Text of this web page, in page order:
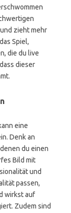
zieht mehr
Spiel,
die du live
dieser
eine
Denk an
du einen
Bild mit
und
passen,
wirkst auf
Zudem sind